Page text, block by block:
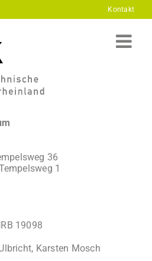
Kontakt
36
1
19098
Karsten Mosch